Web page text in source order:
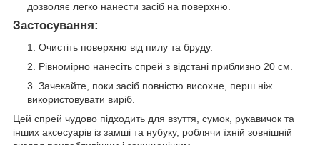
дозволяє легко нанести засіб на поверхню.
Застосування:
Очистіть поверхню від пилу та бруду.
Рівномірно нанесіть спрей з відстані приблизно 20 см.
Зачекайте, поки засіб повністю висохне, перш ніж
використовувати виріб.
Цей спрей чудово підходить для взуття, сумок, рукавичок та
інших аксесуарів із замші та нубуку, роблячи їхній зовнішній